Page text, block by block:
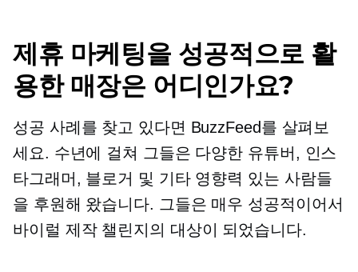
제휴 마케팅을 성공적으로 활
용한 매장은 어디인가요?
성공 사례를 찾고 있다면 BuzzFeed를 살펴보
세요. 수년에 걸쳐 그들은 다양한 유튜버, 인스
타그래머, 블로거 및 기타 영향력 있는 사람들
을 후원해 왔습니다. 그들은 매우 성공적이어서
바이럴 제작 챌린지의 대상이 되었습니다.